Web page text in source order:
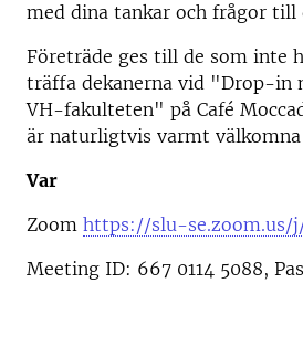
med dina tankar och frågor till
Företräde ges till de som inte
träffa dekanerna vid "Drop-in
VH-fakulteten" på Café
är naturligtvis varmt
Var
Zoom https://slu-se.zoom.us/j/
Meeting ID: 667 0114 5088,